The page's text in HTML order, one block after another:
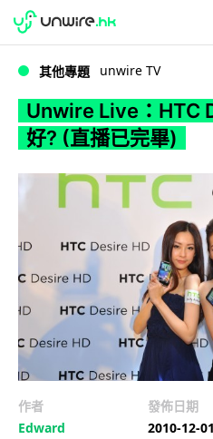
WWDC 2026
其他專題 unwire TV
Unwire Live：HTC
好? (直播已完畢)
作者
Edward
發佈日期
2010-12-01